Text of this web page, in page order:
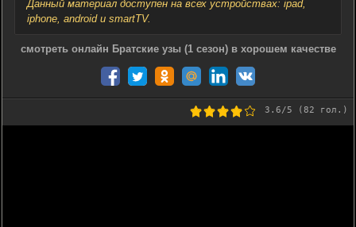
Данный материал доступен на всех устройствах: ipad,
iphone, android и smartTV.
смотреть онлайн Братские узы (1 сезон) в хорошем качестве
3.6/5 (82 гол.)